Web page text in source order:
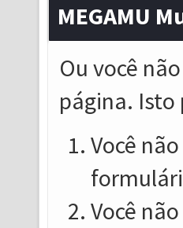
MEGAMU
Ou você
página. Isto
Você
Você